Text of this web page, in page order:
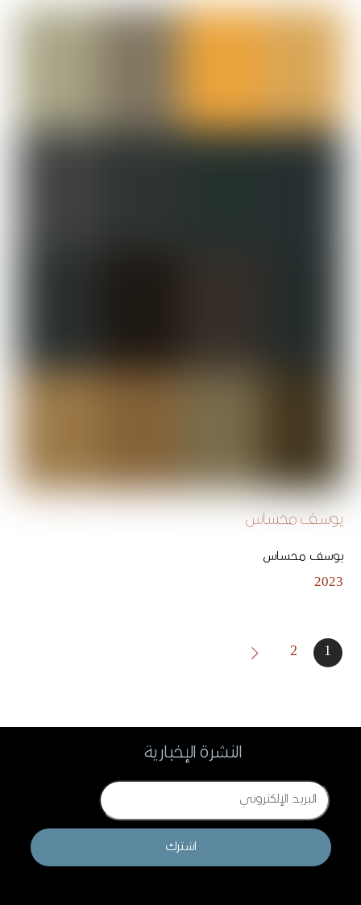
يوسف محساس
يوسف محساس
2023
1
2
النشرة الإخبارية
Email
اشترك